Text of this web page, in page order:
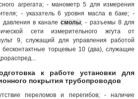
агрегата; - манометр 5 для измерения
- указатель 6 уровня масла в баке; -
давления в каналесмолы; - разъемы 8 для
сети измерительного жгута от
9, служащий для управления работой
бесконтактные торцевые 10 (два), служащие
к работе установки для
покрытия трубопроводов
переломов и перегибов; - наличие